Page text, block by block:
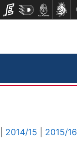
2014/15 2015/16